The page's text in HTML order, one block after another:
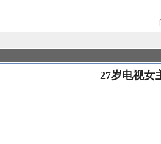
27岁电视女